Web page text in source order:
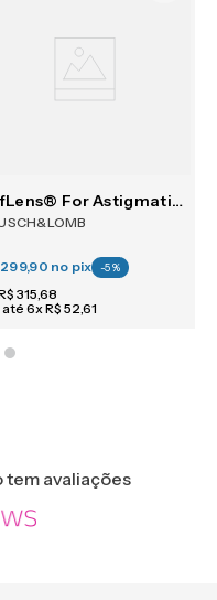
SofLens® For Astigmatism 6
299,90 no pix -5%
315,68
até6xR$ 52,61
tem avaliações